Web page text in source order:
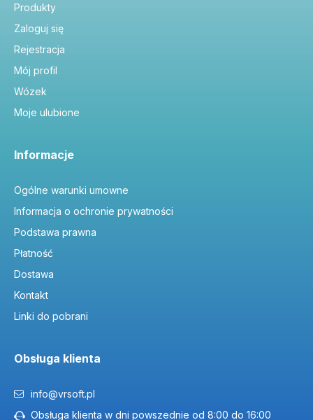
Produkty
Zaloguj się
Rejestracja
Mój profil
Wózek
Moje ulubione
Informacje
Ogólne warunki umowne
Informacja o ochronie prywatności
Podstawa prawna
Płatność
Dostawa
Kontakt
Linki do pobrani
Obsługa klienta
info@vrsoft.pl
Obsługa klienta w dni powszednie od 8:00 do 16:00